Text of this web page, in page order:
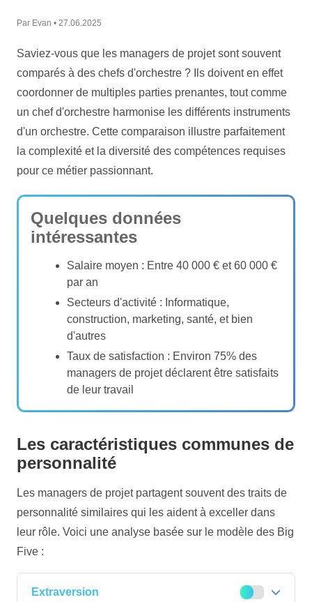
Par Evan • 27.06.2025
Saviez-vous que les managers de projet sont souvent
comparés à des chefs d'orchestre ? Ils doivent en effet
coordonner de multiples parties prenantes, tout comme
un chef d'orchestre harmonise les différents instruments
d'un orchestre. Cette comparaison illustre parfaitement
la complexité et la diversité des compétences requises
pour ce métier passionnant.
Quelques données
intéressantes
Salaire moyen : Entre 40 000 € et 60 000 €
par an
Secteurs d'activité : Informatique,
construction, marketing, santé, et bien
d'autres
Taux de satisfaction : Environ 75% des
managers de projet déclarent être satisfaits
de leur travail
Les caractéristiques communes de
personnalité
Les managers de projet partagent souvent des traits de
personnalité similaires qui les aident à exceller dans
leur rôle. Voici une analyse basée sur le modèle des Big
Five :
Extraversion